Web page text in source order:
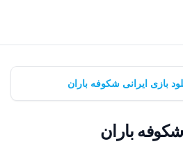
بازی ایرانی شکوفه باران
شکوفه باران